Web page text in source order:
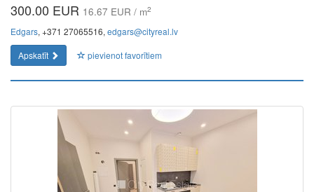
300.00 EUR 16.67 EUR / m2
Edgars, +371 27065516, edgars@cityreal.lv
Apskatīt
pievienot favorītiem